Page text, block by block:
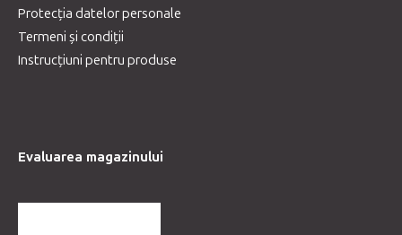
Protecția datelor personale
Termeni și condiții
Instrucțiuni pentru produse
Evaluarea magazinului